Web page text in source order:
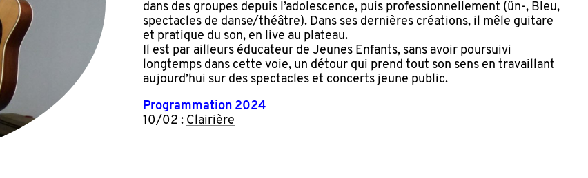
dans des groupes depuis l’adolescence, puis professionnellement (ün-, Bleu,
spectacles de danse/théâtre). Dans ses dernières créations, il mêle guitare
et pratique du son, en live au plateau.
Il est par ailleurs éducateur de Jeunes Enfants, sans avoir poursuivi
longtemps dans cette voie, un détour qui prend tout son sens en travaillant
aujourd’hui sur des spectacles et concerts jeune public.
Programmation 2024
10/02 : Clairière